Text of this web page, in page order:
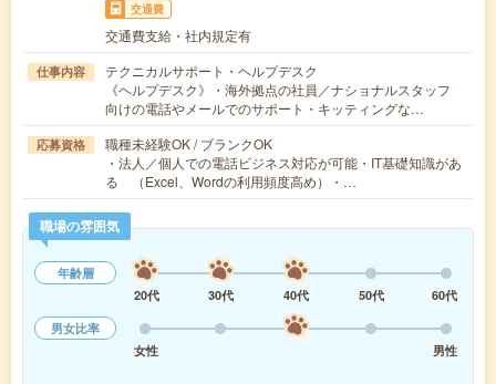
交通費
交通費支給・社内規定有
仕事内容
テクニカルサポート・ヘルプデスク
《ヘルプデスク》・海外拠点の社員／ナショナルスタッフ
向けの電話やメールでのサポート・キッティングな…
応募資格
職種未経験OK / ブランクOK
・法人／個人での電話ビジネス対応が可能・IT基礎知識があ
る （Excel、Wordの利用頻度高め）・…
職場の雰囲気
年齢層
20代
30代 40代 50代
60代
男女比率
女性
男性